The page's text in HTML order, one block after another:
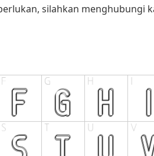
silahkan menghubungi